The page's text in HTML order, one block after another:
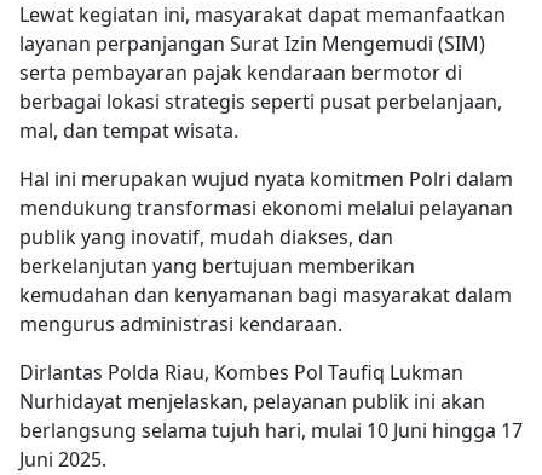
Lewat kegiatan ini, masyarakat dapat memanfaatkan
layanan perpanjangan Surat Izin Mengemudi (SIM)
serta pembayaran pajak kendaraan bermotor di
berbagai lokasi strategis seperti pusat perbelanjaan,
mal, dan tempat wisata.
Hal ini merupakan wujud nyata komitmen Polri dalam
mendukung transformasi ekonomi melalui pelayanan
publik yang inovatif, mudah diakses, dan
berkelanjutan yang bertujuan memberikan
kemudahan dan kenyamanan bagi masyarakat dalam
mengurus administrasi kendaraan.
Dirlantas Polda Riau, Kombes Pol Taufiq Lukman
Nurhidayat menjelaskan, pelayanan publik ini akan
berlangsung selama tujuh hari, mulai 10 Juni hingga 17
Juni 2025.